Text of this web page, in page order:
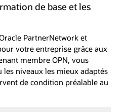
de base et les
PartnerNetwork et
votre entreprise grâce aux
membre OPN, vous
niveaux les mieux adaptés
de condition préalable au